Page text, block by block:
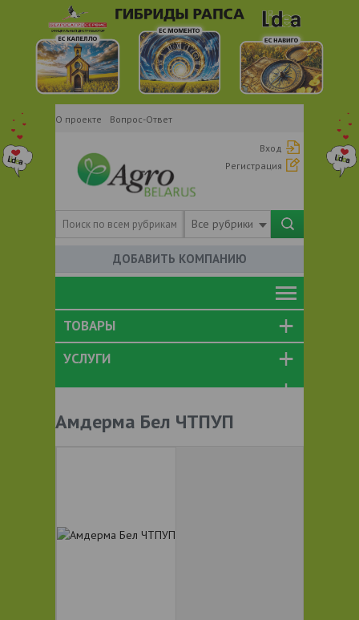
О проекте Вопрос-Ответ
Вход
Регистрация
Все рубрики
ДОБАВИТЬ КОМПАНИЮ
ТОВАРЫ
УСЛУГИ
Амдерма Бел ЧТПУП